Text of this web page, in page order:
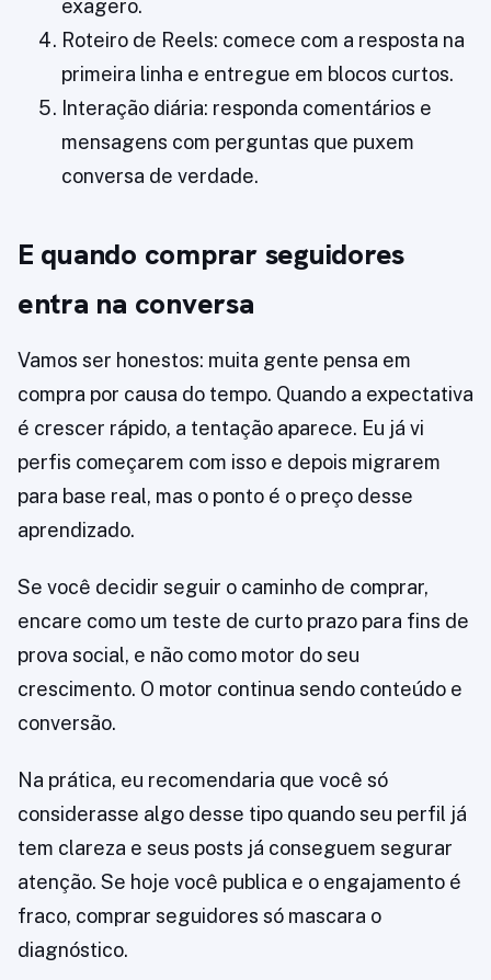
exagero.
Roteiro de Reels: comece com a resposta na
primeira linha e entregue em blocos curtos.
Interação diária: responda comentários e
mensagens com perguntas que puxem
conversa de verdade.
E quando comprar seguidores
entra na conversa
Vamos ser honestos: muita gente pensa em
compra por causa do tempo. Quando a expectativa
é crescer rápido, a tentação aparece. Eu já vi
perfis começarem com isso e depois migrarem
para base real, mas o ponto é o preço desse
aprendizado.
Se você decidir seguir o caminho de comprar,
encare como um teste de curto prazo para fins de
prova social, e não como motor do seu
crescimento. O motor continua sendo conteúdo e
conversão.
Na prática, eu recomendaria que você só
considerasse algo desse tipo quando seu perfil já
tem clareza e seus posts já conseguem segurar
atenção. Se hoje você publica e o engajamento é
fraco, comprar seguidores só mascara o
diagnóstico.